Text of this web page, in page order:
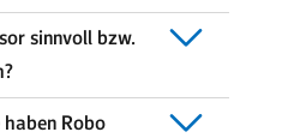
sinnvoll bzw.
Robo